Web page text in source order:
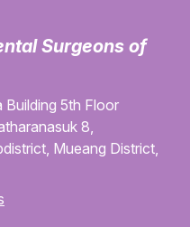
Surgeons of
Building 5th Floor
8,
Mueang District,